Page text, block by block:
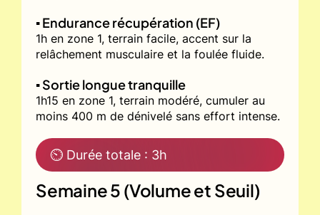
▪️ Endurance récupération (EF)
1h en zone 1, terrain facile, accent sur la
relâchement musculaire et la foulée fluide.
▪️ Sortie longue tranquille
1h15 en zone 1, terrain modéré, cumuler au
moins 400 m de dénivelé sans effort intense.
⏲ Durée totale : 3h
Semaine 5 (Volume et Seuil)